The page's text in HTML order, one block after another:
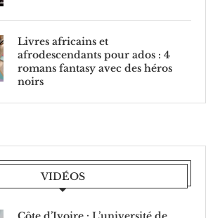
Livres africains et
afrodescendants pour ados : 4
romans fantasy avec des héros
noirs
VIDÉOS